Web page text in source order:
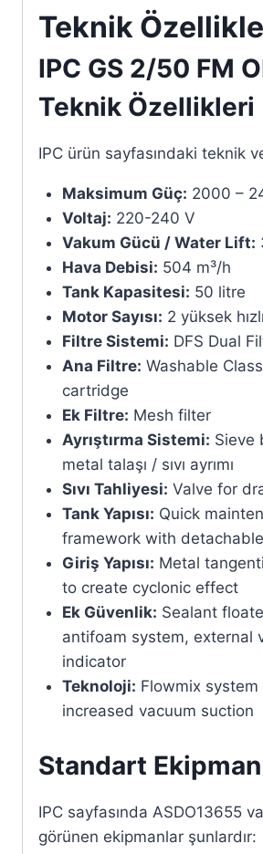
Teknik
IPC GS 2/50 FM
Teknik Özellikleri
IPC ürün sayfasındaki teknik
Maksimum Güç: 2000 –
Voltaj: 220-240 V
Vakum Gücü / Water Lift:
Hava Debisi: 504 m³/h
Tank Kapasitesi: 50 litre
Motor Sayısı: 2 yüksek
Filtre Sistemi: DFS Dual
Ana Filtre: Washable
cartridge
Ek Filtre: Mesh filter
Ayrıştırma Sistemi: Sieve
metal talaşı / sıvı ayrımı
Sıvı Tahliyesi: Valve for
Tank Yapısı: Quick
framework with
Giriş Yapısı: Metal
to create cyclonic effect
Ek Güvenlik: Sealant
antifoam system, external
indicator
Teknoloji: Flowmix system
increased vacuum suction
Standart Ekipman
IPC sayfasında ASDO13655
görünen ekipmanlar şunlardır: